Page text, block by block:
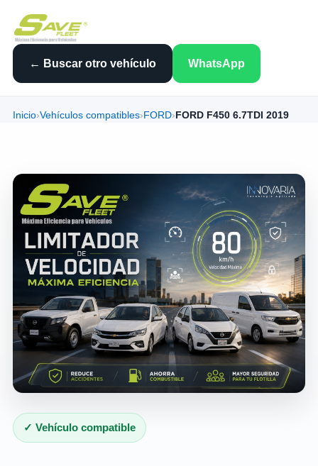
← Buscar otro vehículo WhatsApp
Inicio›Vehículos compatibles› FORD› FORD F450 6.7TDI 2019
✓ Vehículo compatible